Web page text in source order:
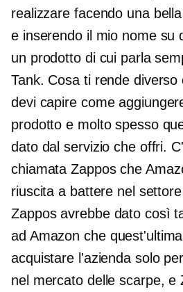
realizzare facendo una
e inserendo il mio nome su
un prodotto di cui parla
Tank. Cosa ti rende diverso
devi capire come
prodotto e molto spesso
dato dal servizio che offri.
chiamata Zappos che
riuscita a battere nel
Zappos avrebbe dato così
ad Amazon che
acquistare l'azienda solo
nel mercato delle scarpe, e